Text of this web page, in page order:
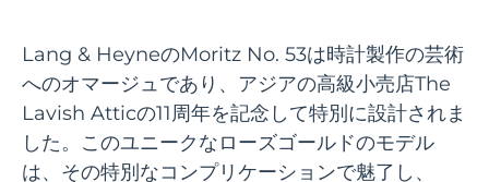
Lang & HeyneのMoritz No. 53は時計製作の芸術
へのオマージュであり、アジアの高級小売店The
Lavish Atticの11周年を記念して特別に設計されま
した。このユニークなローズゴールドのモデル
は、その特別なコンプリケーションで魅了し、